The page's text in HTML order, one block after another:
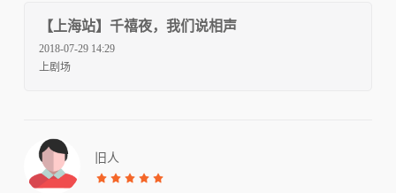
【上海站】千禧夜，我们说相声
2018-07-29 14:29
上剧场
旧人